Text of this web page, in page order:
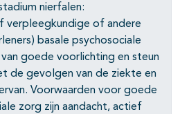
nierfalen:
verpleegkundige of andere
basale psychosociale
goede voorlichting en steun
de gevolgen van de ziekte en
Voorwaarden voor goede
zorg zijn aandacht, actief